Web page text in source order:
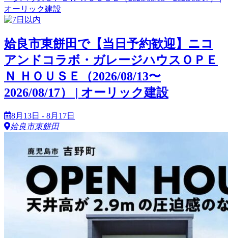
姶良市東餅田で【当日予約歓迎】ニコ
アンドコラボ・ガレージハウスＯＰＥ
Ｎ ＨＯＵＳＥ（2026/08/13〜
2026/08/17） | オーリック建設
8月13日 - 8月17日
姶良市東餅田